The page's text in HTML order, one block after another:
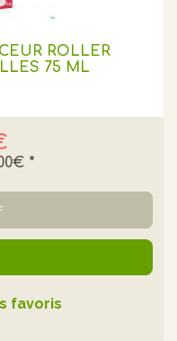
ROLLER
75 ML
*
favoris